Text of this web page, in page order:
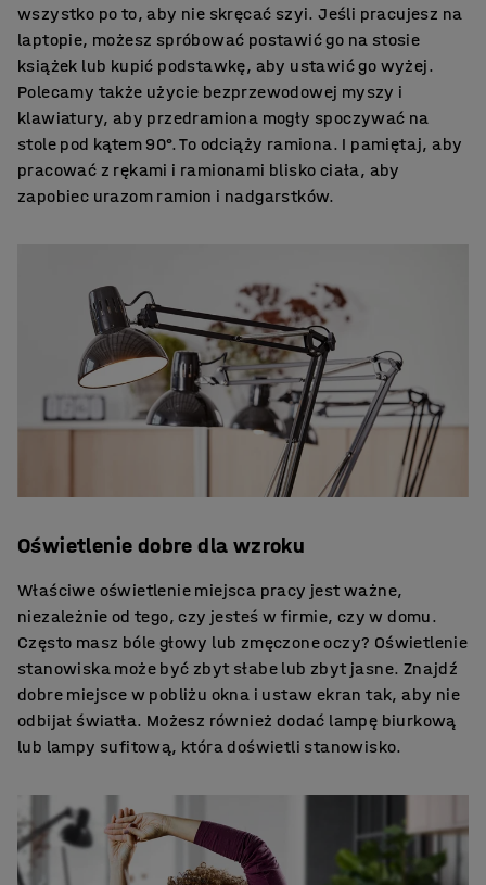
wszystko po to, aby nie skręcać szyi. Jeśli pracujesz na
laptopie, możesz spróbować postawić go na stosie
książek lub kupić podstawkę, aby ustawić go wyżej.
Polecamy także użycie bezprzewodowej myszy i
klawiatury, aby przedramiona mogły spoczywać na
stole pod kątem 90°. To odciąży ramiona. I pamiętaj, aby
pracować z rękami i ramionami blisko ciała, aby
zapobiec urazom ramion i nadgarstków.
Oświetlenie dobre dla wzroku
Właściwe oświetlenie miejsca pracy jest ważne,
niezależnie od tego, czy jesteś w firmie, czy w domu.
Często masz bóle głowy lub zmęczone oczy? Oświetlenie
stanowiska może być zbyt słabe lub zbyt jasne. Znajdź
dobre miejsce w pobliżu okna i ustaw ekran tak, aby nie
odbijał światła. Możesz również dodać lampę biurkową
lub lampy sufitową, która doświetli stanowisko.